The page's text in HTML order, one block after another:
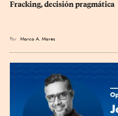
Fracking, decisión pragmática
Por Marco A. Mares